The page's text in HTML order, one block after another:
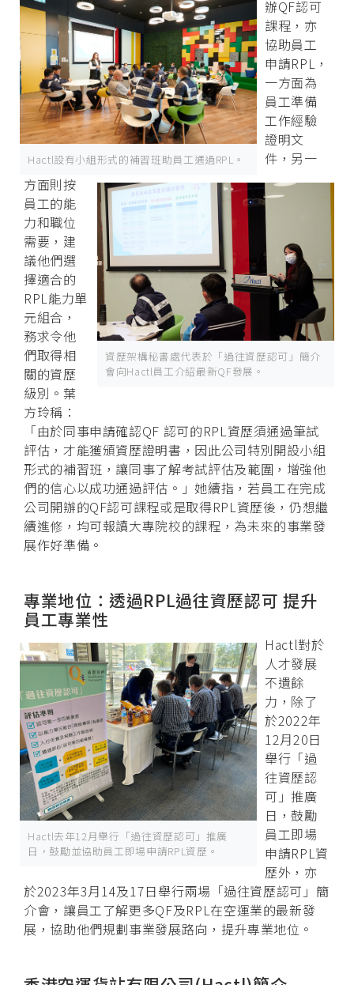
Hactl設有小組形式的補習班助員工通過RPL。
資歷架構秘書處代表於「過往資歷認可」簡介
會向Hactl員工介紹最新QF發展。
辦QF認可
課程，亦
協助員工
申請RPL，
一方面為
員工準備
工作經驗
證明文
件，另一
方面則按
員工的能
力和職位
需要，建
議他們選
擇適合的
RPL能力單
元組合，
務求令他
們取得相
關的資歷
級別。葉
方玲稱：
「由於同事申請確認QF 認可的RPL資歷須通過筆試
評估，才能獲頒資歷證明書，因此公司特別開設小組
形式的補習班，讓同事了解考試評估及範圍，增強他
們的信心以成功通過評估。」她續指，若員工在完成
公司開辦的QF認可課程或是取得RPL資歷後，仍想繼
續進修，均可報讀大專院校的課程，為未來的事業發
展作好準備。
專業地位：透過RPL過往資歷認可 提升
員工專業性
Hactl去年12月舉行「過往資歷認可」推廣
日，鼓勵並協助員工即場申請RPL資歷。
Hactl對於
人才發展
不遺餘
力，除了
於2022年
12月20日
舉行「過
往資歷認
可」推廣
日，鼓勵
員工即場
申請RPL資
歷外，亦
於2023年3月14及17日舉行兩場「過往資歷認可」簡
介會，讓員工了解更多QF及RPL在空運業的最新發
展，協助他們規劃事業發展路向，提升專業地位。